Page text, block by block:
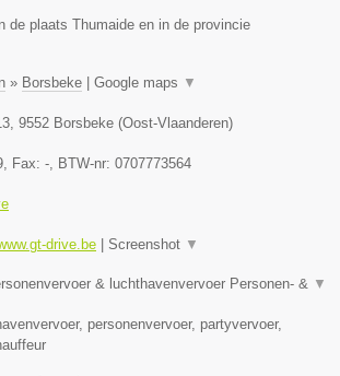
de plaats Thumaide en in de provincie
» Borsbeke Google maps ▼
, 9552 Borsbeke (Oost-Vlaanderen)
, Fax: -, BTW-nr: 0707773564
drive.be Screenshot ▼
& luchthavenvervoer Personen- & ▼
personenvervoer, partyvervoer,